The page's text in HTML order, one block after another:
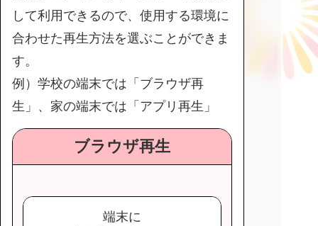
して利用できるので、使用する環境に
合わせた再生方法を選ぶことができま
す。
例）学校の端末では「ブラウザ再
生」、家の端末では「アプリ再生」
ブラウザ再生
端末に